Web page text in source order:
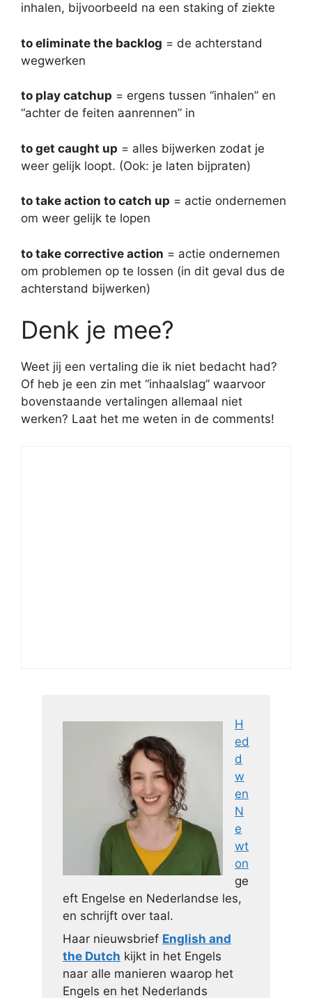
inhalen, bijvoorbeeld na een staking of ziekte
to eliminate the backlog = de achterstand
wegwerken
to play catchup = ergens tussen “inhalen” en
“achter de feiten aanrennen” in
to get caught up = alles bijwerken zodat je
weer gelijk loopt. (Ook: je laten bijpraten)
to take action to catch up = actie ondernemen
om weer gelijk te lopen
to take corrective action = actie ondernemen
om problemen op te lossen (in dit geval dus de
achterstand bijwerken)
Denk je mee?
Weet jij een vertaling die ik niet bedacht had?
Of heb je een zin met “inhaalslag” waarvoor
bovenstaande vertalingen allemaal niet
werken? Laat het me weten in de comments!
H
ed
d
w
en
N
e
wt
on
ge
eft Engelse en Nederlandse les,
en schrijft over taal.
Haar nieuwsbrief English and
the Dutch kijkt in het Engels
naar alle manieren waarop het
Engels en het Nederlands